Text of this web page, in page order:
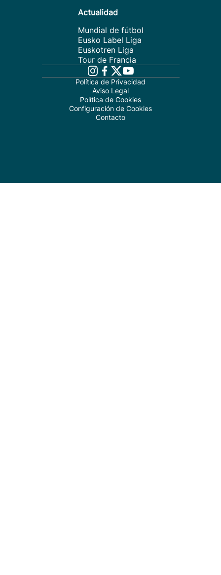
Actualidad
Mundial de fútbol
Eusko Label Liga
Euskotren Liga
Tour de Francia
Política de Privacidad
Aviso Legal
Política de Cookies
Configuración de Cookies
Contacto